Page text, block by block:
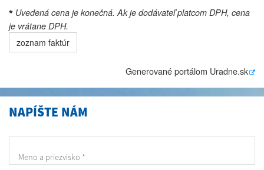
* Uvedená cena je konečná. Ak je dodávateľ platcom DPH, cena
je vrátane DPH.
zoznam faktúr
Generované portálom Uradne.sk
NAPÍŠTE NÁM
Meno a priezvisko *